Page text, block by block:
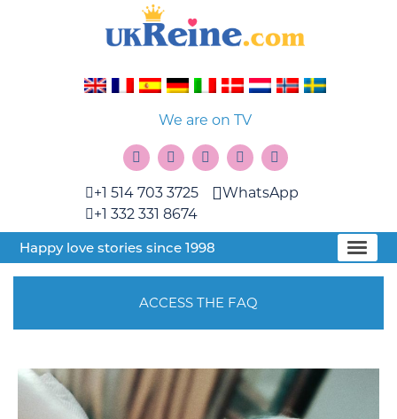
We are on TV
+1 514 703 3725
+1 332 331 8674
WhatsApp
Happy love stories since 1998
ACCESS THE FAQ